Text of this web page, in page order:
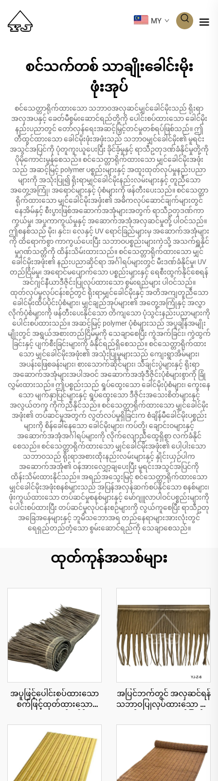
MY
စင်သက်တစ် သာချိုးခေါင်းမိုး
ဖုံးအုပ်
စင်သေတ္တာရိုက်ထားသော သဘာဝအလှဆင်မျှင်ခေါင်မိုးသည် ရိုးရာ
အလှအပနှင့် ခေတ်မီစွမ်းဆောင်ရည်တို့ကို ပေါင်းစပ်ထားသော ခေါင်မိုး
နည်းပညာတွင် တော်လှန်ရေးအဆင့်မြှင့်တင်မှုတစ်ရပ်ဖြစ်သည်။ ဤ
တီထွင်ထားသော ခေါင်မိုးဖုံးအဖုံးသည် သဘာဝမျှင်ခေါင်မိုး၏ မူရင်း
အသွင်အပြင်ကို ပုံတူကူးယူပေးပြီး ခိုင်ခံ့မှုနှင့် ရာသီဥတုဒဏ်ခံနိုင်မှုတို့ကို
ပိုမိုကောင်းမွန်စေသည်။ စင်သေတ္တာရိုက်ထားသော မျှင်ခေါင်မိုးအဖုံး
သည် အဆင့်မြင့် polymer ပစ္စည်းများနှင့် အထူးထုတ်လုပ်မှုနည်းပညာ
များကို အသုံးပြု၍ ရိုးရာမျှင်ခေါင်မိုးနည်းလမ်းများနှင့် တူညီသော
အတွေ့အကြုံ၊ အရောင်များနှင့် ပုံစံများကို ဖန်တီးပေးသည်။ စင်သေတ္တာ
ရိုက်ထားသော မျှင်ခေါင်မိုးအဖုံး၏ အဓိကလုပ်ဆောင်ချက်များတွင်
နေအိမ်နှင့် စီးပွားဖြစ်အဆောက်အအုံများအတွက် ရာသီဥတုဒဏ်ကာ
ကွယ်မှု၊ အပူကာကွယ်မှုနှင့် အဆောက်အအုံအလှဆင်မှုတို့ ပါဝင်သည်။
ဤစနစ်သည် မိုး၊ နှင်း၊ လေနှင့် UV ရောင်ခြည်များမှ အဆောက်အအုံများ
ကို ထိရောက်စွာ ကာကွယ်ပေးပြီး သဘာဝပစ္စည်းများကဲ့သို့ အသက်ရှူနိုင်
မှုဂုဏ်သတ္တိကို ထိန်းသိမ်းထားသည်။ စင်သေတ္တာရိုက်ထားသော မျှင်
ခေါင်မိုးအဖုံး၏ နည်းပညာဆိုင်ရာ အင်္ဂါရပ်များတွင် မီးဒဏ်ခံနိုင်မှု၊ UV
တည်ငြိမ်မှု၊ အရောင်မပျောက်သော ပစ္စည်းများနှင့် ရေစီးထွက်နိုင်စေရန်
အင်ဂျင်နီယာဒီဇိုင်းပြုလုပ်ထားသော စွမ်းရည်များ ပါဝင်သည်။
ထုတ်လုပ်မှုလုပ်ငန်းစဉ်တွင် ရိုးရာမျှင်ခေါင်မိုးနှင့် အတိအကျတူညီသော
ခေါင်မိုးထိပ်ပိုင်းပုံစံများ၊ မျှင်ချည်အုပ်များ၏ အတွေ့အကြုံနှင့် အလွှာ
လိုက်ပုံစံများကို ဖန်တီးပေးနိုင်သော တိကျသော ပုံသွင်းနည်းပညာများကို
ပေါင်းစပ်ထားသည်။ အဆင့်မြင့် polymer ပုံစံများသည် အပူချိန်အမျိုး
မျိုးတွင် အရွယ်အစားတည်ငြိမ်မှုကို သေချာစေပြီး ကွဲအက်ခြင်း၊ ကွဲထွက်
ခြင်းနှင့် ပျက်စီးခြင်းများကို ခံနိုင်ရည်ရှိစေသည်။ စင်သေတ္တာရိုက်ထား
သော မျှင်ခေါင်မိုးအဖုံး၏ အသုံးပြုမှုများသည် ကျေးရွာအိမ်များ၊
အပန်းဖြေစခန်းများ၊ စားသောက်ဆိုင်များ၊ သီချင်းပွဲများနှင့် ရိုးရာ
အဆောက်အအုံများအပါအဝင် အဆောက်အအုံဒီဇိုင်းပုံစံများစွာကို ခြုံ
လွှမ်းထားသည်။ ဤပစ္စည်းသည် ရှုပ်ထွေးသော ခေါင်မိုးပုံစံများ၊ ကွေးနေ
သော မျက်နှာပြင်များနှင့် ရှုပ်ထွေးသော ဒီဇိုင်းအသေးစိတ်များနှင့်
အလွယ်တကူ ကိုက်ညီနိုင်သည်။ စင်သေတ္တာရိုက်ထားသော မျှင်ခေါင်မိုး
အဖုံး၏ တပ်ဆင်မှုအတွက် လွတ်လပ်မှုရှိခြင်းက စံချိန်မီခေါင်မိုးပစ္စည်း
များကို စိန်ခေါ်နေသော ခေါင်မိုးများ၊ ကပ်တို့၊ ချောင်းဝများနှင့်
အဆောက်အအုံအင်္ဂါရပ်များကို လိုက်လျောညီထွေရှိစွာ လက်ခံနိုင်
စေသည်။ စင်သေတ္တာရိုက်ထားသော မျှင်ခေါင်မိုးအဖုံး၏ ပေါ့ပါးသော
သဘာဝသည် ရိုးရာအစားထိုးနည်းလမ်းများနှင့် နှိုင်းယှဉ်ပါက
အဆောက်အအုံ၏ ဝန်အားလျှော့ချပေးပြီး မူရင်းအသွင်အပြင်ကို
ထိန်းသိမ်းထားနိုင်သည်။ အရည်အသွေးမြင့် စင်သေတ္တာရိုက်ထားသော
မျှင်ခေါင်မိုးအဖုံးစနစ်များသည် အပြန်အလှန်ဆက်စပ်နိုင်သော စနစ်များ၊
ဖုံးကွယ်ထားသော တပ်ဆင်မှုစနစ်များနှင့် မော်ဂျူလာပါဝင်ပစ္စည်းများကို
ပေါင်းစပ်ထားပြီး တပ်ဆင်မှုလုပ်ငန်းစဉ်များကို လွယ်ကူစေပြီး ရာသီဥတု
အခြေအနေများနှင့် ဘူမိသဘောအရ တည်နေရာများအားလုံးတွင်
ရေရှည်တည်တံ့သော စွမ်းဆောင်ရည်ကို သေချာစေသည်။
ထုတ်ကုန်အသစ်များ
အပူဖြင့်ပေါင်းစပ်ထားသော
စက်ဖြင့်ထုတ်ထားသော
ပြား ၅၀ စင်တီမီတာ x ၃
မီတာ၊ မီးခံနိုင်ရည်ပိုမို
ကောင်းမွန်ခြင်း
အပြင်ဘက်တွင် အလှဆင်ရန်
သဘာဝပြုလုပ်ထားသော ဖရုံ
ခံနိုင်ရည်ရှိခြင်း